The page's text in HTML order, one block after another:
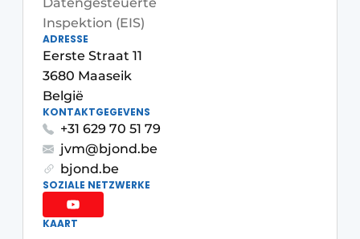
Datenschutz / Cookie-Erklärung
Ein Stellenangebot registrieren
Videos
Inspektion (EIS)
ADRESSE
Eerste Straat 11
3680 Maaseik
België
KONTAKTGEGEVENS
+31 629 70 51 79
jvm@bjond.be
bjond.be
SOZIALE NETZWERKE
KAART